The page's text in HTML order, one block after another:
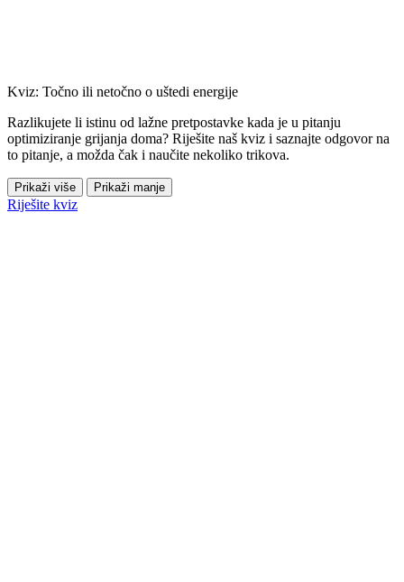
Kviz: Točno ili netočno o uštedi energije
Razlikujete li istinu od lažne pretpostavke kada je u pitanju
optimiziranje grijanja doma? Riješite naš kviz i saznajte odgovor na
to pitanje, a možda čak i naučite nekoliko trikova.
Prikaži više Prikaži manje
Riješite kviz